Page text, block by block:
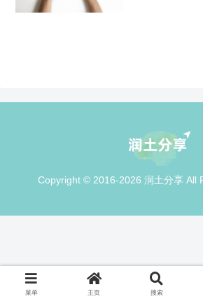
Copyright © 2016-2026 润土分享 All
菜单 主页 搜索